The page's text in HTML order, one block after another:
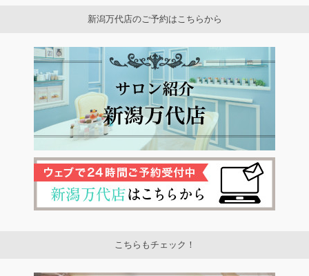
新潟万代店のご予約はこちらから
こちらもチェック！